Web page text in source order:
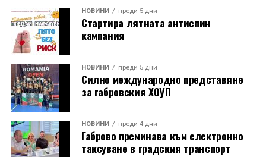
НОВИНИ преди 5 дни
Стартира лятната антиспин
кампания
НОВИНИ преди 5 дни
Силно международно представяне
за габровския ХОУП
НОВИНИ преди 4 дни
Габрово преминава към електронно
таксуване в градския транспорт